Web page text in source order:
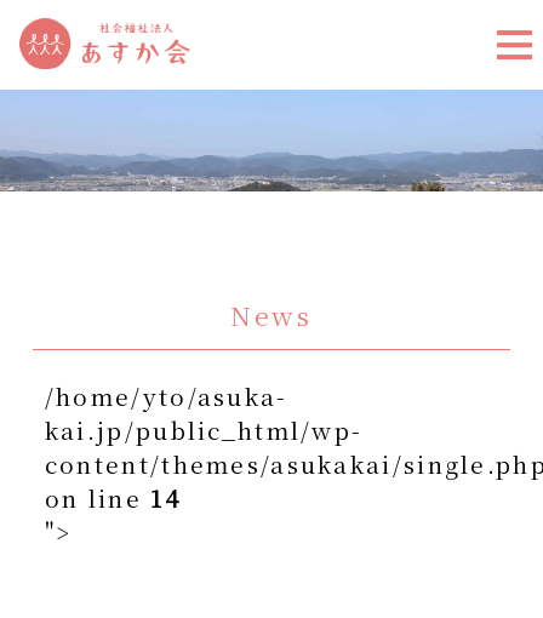
News
/home/yto/asuka-
kai.jp/public_html/wp-
content/themes/asukakai/
on line 14
">